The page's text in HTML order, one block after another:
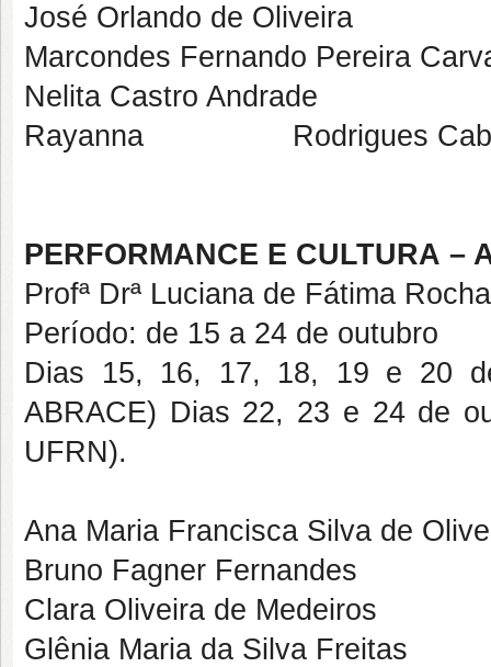
José Orlando de Oliveira
Marcondes Fernando Pereira
Nelita Castro Andrade
Rayanna Rodrigues
PERFORMANCE E CULTURA
Profª Drª Luciana de Fátima
Período: de 15 a 24 de outubro
Dias 15, 16, 17, 18, 19 e 20
ABRACE) Dias 22, 23 e 24 de
UFRN).
Ana Maria Francisca Silva de
Bruno Fagner Fernandes
Clara Oliveira de Medeiros
Glênia Maria da Silva Freitas